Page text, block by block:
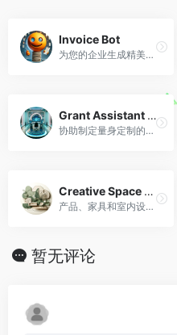
Invoice Bot
为您的企业生成精美的发票
Grant Assistant GPT
协助制定量身定制的拨款提案并研究相关拨款。
Creative Space Designer
产品、家具和室内设计专家，提供创意建议。
暂无评论